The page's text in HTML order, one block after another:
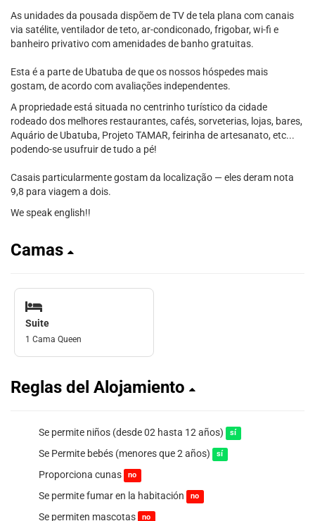
As unidades da pousada dispõem de TV de tela plana com canais
via satélite, ventilador de teto, ar-condiconado, frigobar, wi-fi e
banheiro privativo com amenidades de banho gratuitas.
Esta é a parte de Ubatuba de que os nossos hóspedes mais
gostam, de acordo com avaliações independentes.
A propriedade está situada no centrinho turístico da cidade
rodeado dos melhores restaurantes, cafés, sorveterias, lojas, bares,
Aquário de Ubatuba, Projeto TAMAR, feirinha de artesanato, etc...
podendo-se usufruir de tudo a pé!
Casais particularmente gostam da localização — eles deram nota
9,8 para viagem a dois.
We speak english!!
Camas
Suite
1 Cama Queen
Reglas del Alojamiento
Se permite niños (desde 02 hasta 12 años) sí
Se Permite bebés (menores que 2 años) sí
Proporciona cunas no
Se permite fumar en la habitación no
Se permiten mascotas no